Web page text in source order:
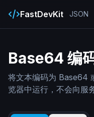
FastDevKit JSON
Base64 编
将文本编码为 Base64
览器中运行，不会向服